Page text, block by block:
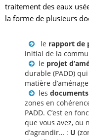
traitement des eaux
la forme de plusieurs
le rapport de
initial de la
le projet
durable (PADD)
matière
les
zones en
PADD. C’est en
que vous avez, ou
d’agrandir… : U